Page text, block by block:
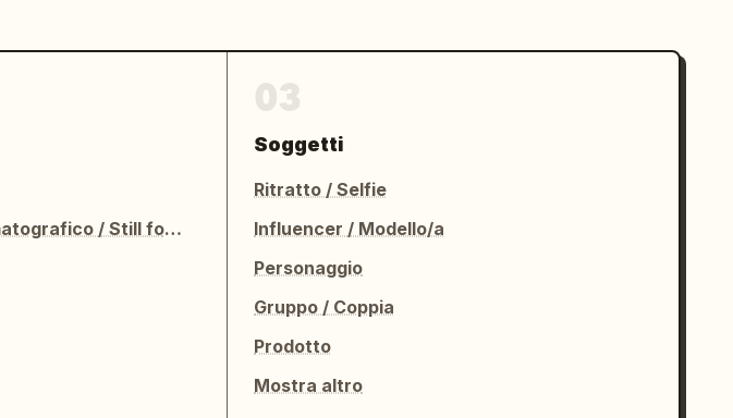
Fermo immagine cinematografico / Still fotografico
Soggetti
Ritratto / Selfie
Influencer / Modello/a
Personaggio
Gruppo / Coppia
Prodotto
Mostra altro